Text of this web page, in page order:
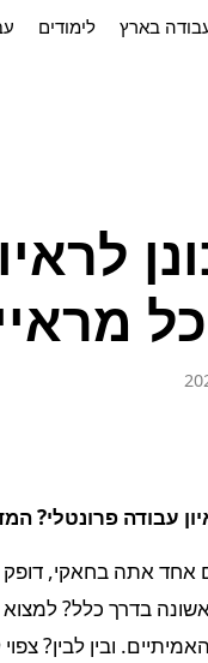
בארץ לימודים
עבודה פרונטלי?
אחד אתה בחאקי,
בדרך כלל?
ובין לבין?